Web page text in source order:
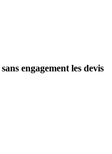
sans engagement les devis